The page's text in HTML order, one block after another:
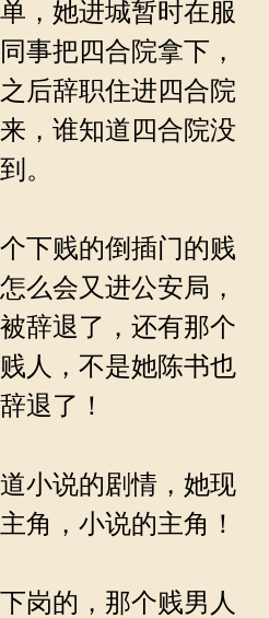
，她进城暂时在服
事把四合院拿下，
后辞职住进四合院
，谁知道四合院没
。
下贱的倒插门的贱
么会又进公安局，
辞退了，还有那个
人，不是她陈书也
退了！
小说的剧情，她现
角，小说的主角！
岗的，那个贱男人